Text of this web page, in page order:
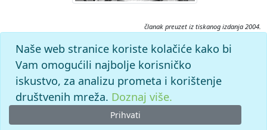
članak preuzet iz tiskanog izdanja 2004.
Citiranje:
Deverić, Stjepan.Nogometni leksikon (2004), mrežno izdanje.
Leksikografski zavod Miroslav Krleža, 2026. Pristupljeno
6.8.2026. <https://nogomet.lzmk.hr/clanak/deveric-stjepan>.
Naše web stranice koriste kolačiće kako bi
Vam omogućili najbolje korisničko
iskustvo, za analizu prometa i korištenje
društvenih mreža. Doznaj više.
Prihvati
© 2026. -Leksikografski zavodMiroslav Krleža